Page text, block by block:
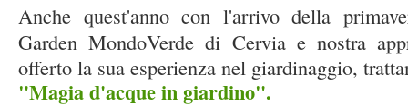
Anche quest'anno con l'arrivo della
Garden MondoVerde di Cervia e nostra
offerto la sua esperienza nel giardinaggio,
"Magia d'acque in giardino".